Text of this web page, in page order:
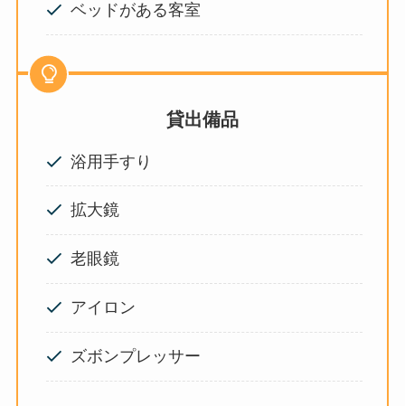
ベッドがある客室
貸出備品
浴用手すり
拡大鏡
老眼鏡
アイロン
ズボンプレッサー